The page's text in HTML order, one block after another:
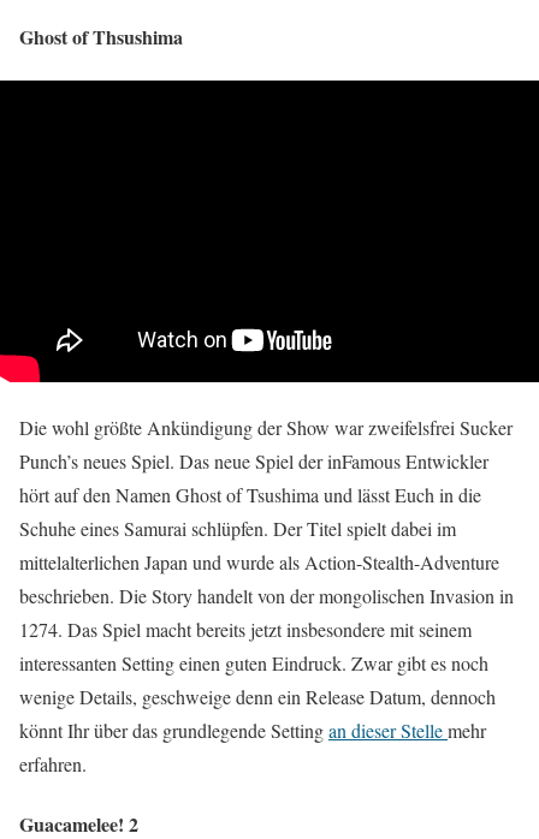
Ghost of Thsushima
Die wohl größte Ankündigung der Show war zweifelsfrei Sucker
Punch’s neues Spiel. Das neue Spiel der inFamous Entwickler
hört auf den Namen Ghost of Tsushima und lässt Euch in die
Schuhe eines Samurai schlüpfen. Der Titel spielt dabei im
mittelalterlichen Japan und wurde als Action-Stealth-Adventure
beschrieben. Die Story handelt von der mongolischen Invasion in
1274. Das Spiel macht bereits jetzt insbesondere mit seinem
interessanten Setting einen guten Eindruck. Zwar gibt es noch
wenige Details, geschweige denn ein Release Datum, dennoch
könnt Ihr über das grundlegende Settingan dieser Stellemehr
erfahren.
Guacamelee! 2